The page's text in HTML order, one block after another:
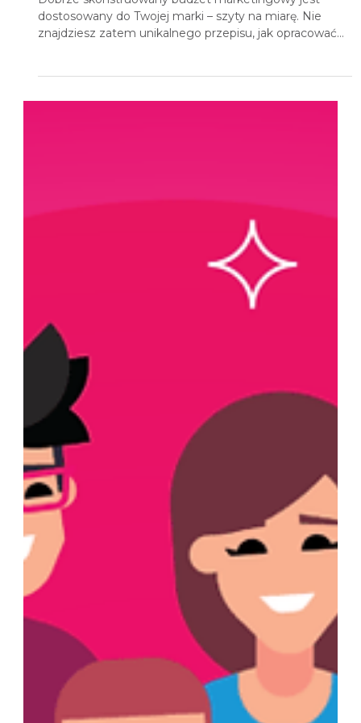
Ale ile to kosztuje? czyli budżet
marketingowy od A do Z
Dobrze skonstruowany budżet marketingowy jest
dostosowany do Twojej marki – szyty na miarę. Nie
znajdziesz zatem unikalnego przepisu, jak opracować
optymalny plan wydatków na działania marketingowe .
Z pewnością nie dowiesz się tego w tym artykule. Co
więcej, nawet przygotowanie bardzo dobrego planu
budżetowego jest zaledwie ułamkiem sukcesu. Bez
monitorowania , pomiaru efektywności działań,
optymalizacji nawet najlepszy plan … może wziąć w
przysłowiowy łeb. Gra jest jednak